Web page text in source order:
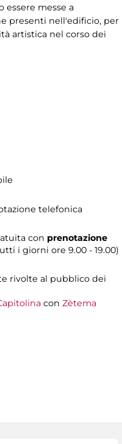
essere messe a
presenti nell'edificio, per
artistica nel corso dei
telefonica
con prenotazione
i giorni ore 9.00 - 19.00)
rivolte al pubblico dei
con Zètema